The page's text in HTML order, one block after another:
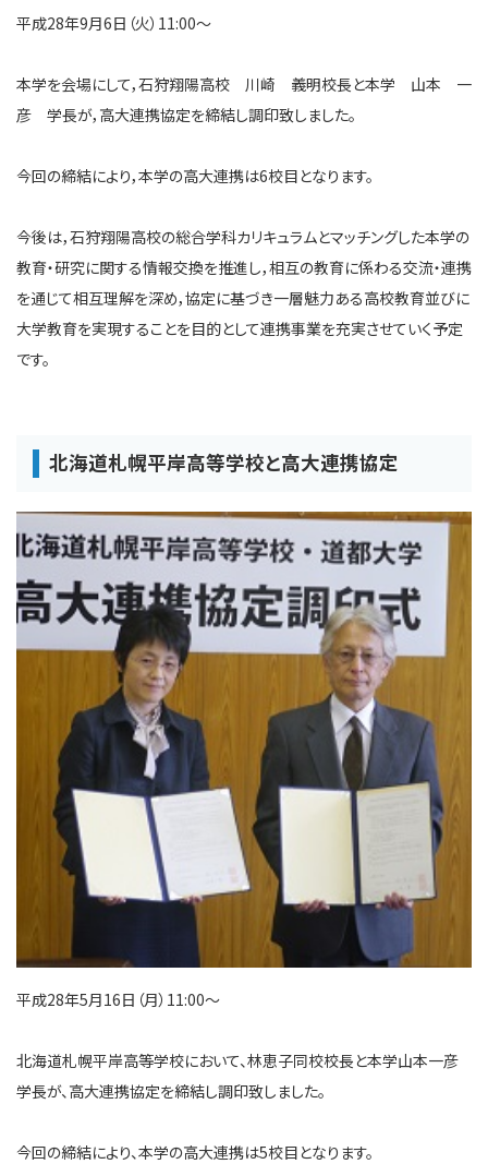
平成28年9月6日（火）11:00～
本学を会場にして，石狩翔陽高校 川崎 義明校長と本学 山本 一
彦 学長が，高大連携協定を締結し調印致しました。
今回の締結により，本学の高大連携は6校目となります。
今後は，石狩翔陽高校の総合学科カリキュラムとマッチングした本学の
教育・研究に関する情報交換を推進し，相互の教育に係わる交流・連携
を通じて相互理解を深め，協定に基づき一層魅力ある高校教育並びに
大学教育を実現することを目的として連携事業を充実させていく予定
です。
北海道札幌平岸高等学校と高大連携協定
平成28年5月16日（月）11:00～
北海道札幌平岸高等学校において、林恵子同校校長と本学山本一彦
学長が、高大連携協定を締結し調印致しました。
今回の締結により、本学の高大連携は5校目となります。